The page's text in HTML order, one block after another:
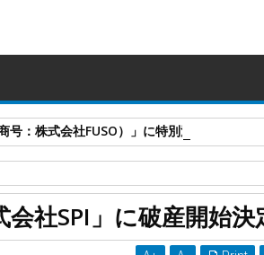
号：株式会社FUSO）」に特別清算開始決
社SPI」に破産開始決